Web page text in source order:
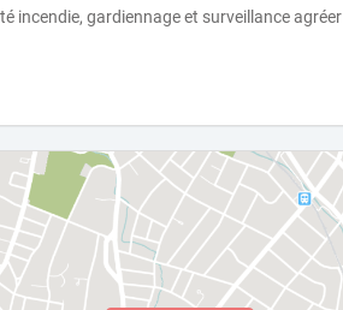
incendie, gardiennage et surveillance agréer